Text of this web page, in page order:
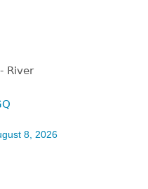
River
8, 2026